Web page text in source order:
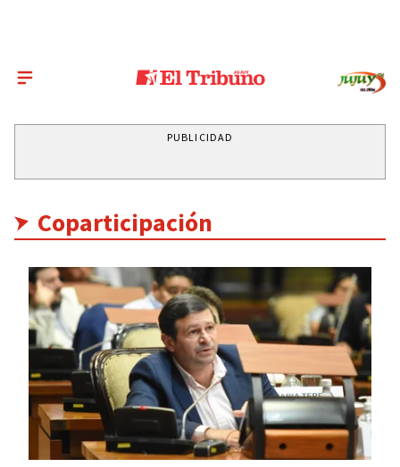
PUBLICIDAD
Coparticipación